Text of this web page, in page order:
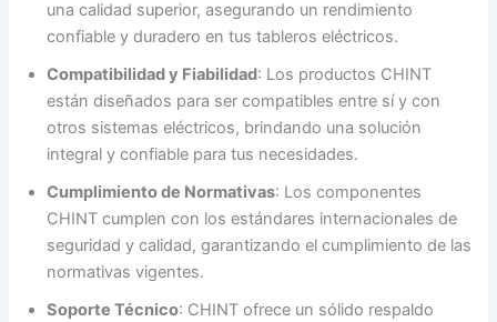
una calidad superior, asegurando un rendimiento
confiable y duradero en tus tableros eléctricos.
Compatibilidad y Fiabilidad: Los productos CHINT
están diseñados para ser compatibles entre sí y con
otros sistemas eléctricos, brindando una solución
integral y confiable para tus necesidades.
Cumplimiento de Normativas: Los componentes
CHINT cumplen con los estándares internacionales de
seguridad y calidad, garantizando el cumplimiento de las
normativas vigentes.
Soporte Técnico: CHINT ofrece un sólido respaldo